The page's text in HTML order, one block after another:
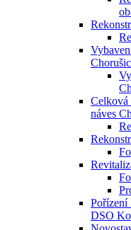
Celková
náves
Pořízení
DSO